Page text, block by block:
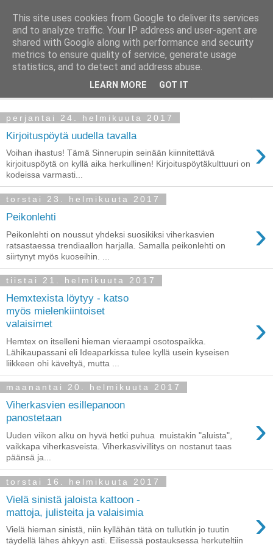
Taloja ja Toiveita
[ Sisustaa ] [ Remontoi ] [ Tuunaa ] [ Haaveilee ] [ Reissaa ]
perjantai 24. helmikuuta 2017
Kirjoituspöytä uudella tavalla ›
Voihan ihastus! Tämä Sinnerupin seinään kiinnitettävä
kirjoituspöytä on kyllä aika herkullinen! Kirjoituspöytäkulttuuri on
kodeissa varmasti...
torstai 23. helmikuuta 2017
Peikonlehti ›
Peikonlehti on noussut yhdeksi suosikiksi viherkasvien
ratsastaessa trendiaallon harjalla. Samalla peikonlehti on
siirtynyt myös kuoseihin. ...
tiistai 21. helmikuuta 2017
Hemxtexista löytyy - katso
myös mielenkiintoiset
valaisimet
›
Hemtex on itselleni hieman vieraampi osotospaikka.
Lähikaupassani eli Ideaparkissa tulee kyllä usein kyseisen
liikkeen ohi käveltyä, mutta ...
maanantai 20. helmikuuta 2017
Viherkasvien esillepanoon
panostetaan
›
Uuden viikon alku on hyvä hetki puhua muistakin "aluista",
vaikkapa viherkasveista. Viherkasvivillitys on nostanut taas
päänsä ja...
torstai 16. helmikuuta 2017
Vielä sinistä jaloista kattoon -
mattoja, julisteita ja valaisimia
›
Vielä hieman sinistä, niin kyllähän tätä on tullutkin jo tuutin
täydellä lähes ähkyyn asti. Eilisessä postauksessa herkuteltiin
This site uses cookies from Google to deliver its services
and to analyze traffic. Your IP address and user-agent are
shared with Google along with performance and security
metrics to ensure quality of service, generate usage
statistics, and to detect and address abuse.
LEARN MORE GOT IT